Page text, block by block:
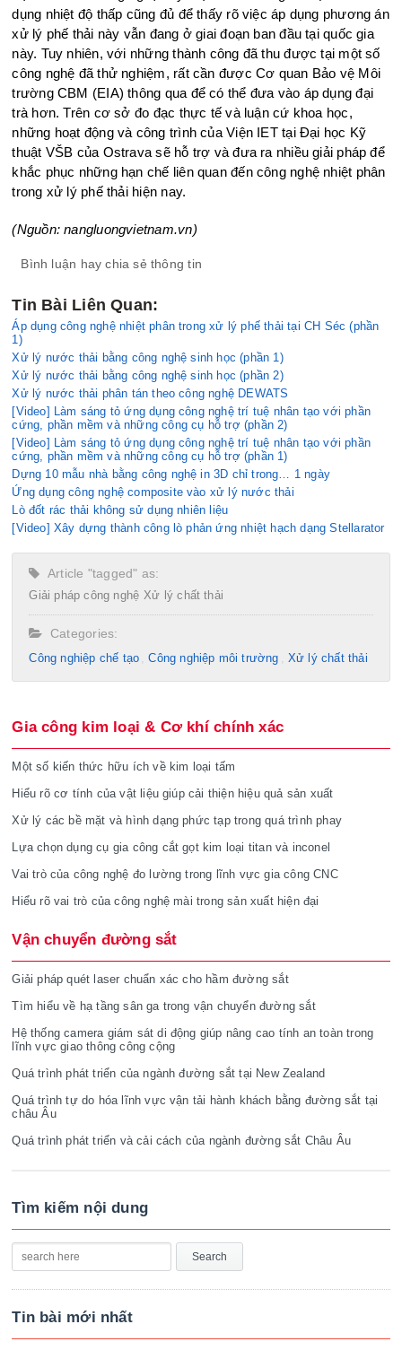
dụng nhiệt độ thấp cũng đủ để thấy rõ việc áp dụng phương án
xử lý phế thải này vẫn đang ở giai đoạn ban đầu tại quốc gia
này. Tuy nhiên, với những thành công đã thu được tại một số
công nghệ đã thử nghiệm, rất cần được Cơ quan Bảo vệ Môi
trường CBM (EIA) thông qua để có thể đưa vào áp dụng đại
trà hơn. Trên cơ sở đo đạc thực tế và luận cứ khoa học,
những hoạt động và công trình của Viện IET tại Đại học Kỹ
thuật VŠB của Ostrava sẽ hỗ trợ và đưa ra nhiều giải pháp để
khắc phục những hạn chế liên quan đến công nghệ nhiệt phân
trong xử lý phế thải hiện nay.
(Nguồn: nangluongvietnam.vn)
Bình luận hay chia sẻ thông tin
Tin Bài Liên Quan:
Áp dụng công nghệ nhiệt phân trong xử lý phế thải tại CH Séc (phần
1)
Xử lý nước thải bằng công nghệ sinh học (phần 1)
Xử lý nước thải bằng công nghệ sinh học (phần 2)
Xử lý nước thải phân tán theo công nghệ DEWATS
[Video] Làm sáng tỏ ứng dụng công nghệ trí tuệ nhân tạo với phần
cứng, phần mềm và những công cụ hỗ trợ (phần 2)
[Video] Làm sáng tỏ ứng dụng công nghệ trí tuệ nhân tạo với phần
cứng, phần mềm và những công cụ hỗ trợ (phần 1)
Dựng 10 mẫu nhà bằng công nghệ in 3D chỉ trong… 1 ngày
Ứng dụng công nghệ composite vào xử lý nước thải
Lò đốt rác thải không sử dụng nhiên liệu
[Video] Xây dựng thành công lò phản ứng nhiệt hạch dạng Stellarator
Article "tagged" as:
Giải pháp công nghệ Xử lý chất thải
Categories:
Công nghiệp chế tạo​ Công nghiệp môi trường Xử lý chất thải
Gia công kim loại & Cơ khí chính xác
Một số kiến thức hữu ích về kim loại tấm
Hiểu rõ cơ tính của vật liệu giúp cải thiện hiệu quả sản xuất
Xử lý các bề mặt và hình dạng phức tạp trong quá trình phay
Lựa chọn dụng cụ gia công cắt gọt kim loại titan và inconel
Vai trò của công nghệ đo lường trong lĩnh vực gia công CNC
Hiểu rõ vai trò của công nghệ mài trong sản xuất hiện đại
Vận chuyển đường sắt
Giải pháp quét laser chuẩn xác cho hầm đường sắt
Tìm hiểu về hạ tầng sân ga trong vận chuyển đường sắt
Hệ thống camera giám sát di động giúp nâng cao tính an toàn trong
lĩnh vực giao thông công cộng
Quá trình phát triển của ngành đường sắt tại New Zealand
Quá trình tự do hóa lĩnh vực vận tải hành khách bằng đường sắt tại
châu Âu
Quá trình phát triển và cải cách của ngành đường sắt Châu Âu
Tìm kiếm nội dung
Tin bài mới nhất